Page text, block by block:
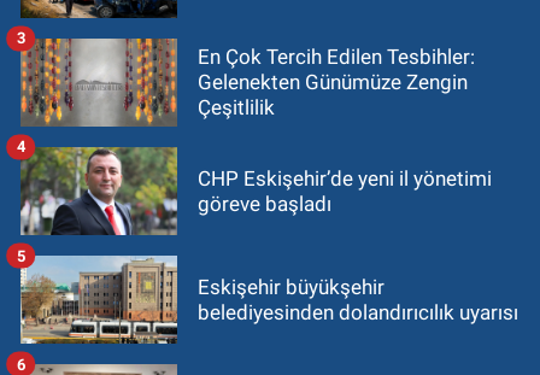
En Çok Tercih Edilen Tesbihler:
Gelenekten Günümüze Zengin
Çeşitlilik
3
CHP Eskişehir’de yeni il yönetimi
göreve başladı
4
Eskişehir büyükşehir
belediyesinden dolandırıcılık uyarısı
5
6